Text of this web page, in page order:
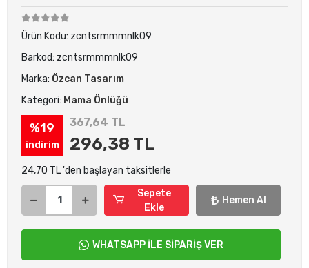
Ürün Kodu: zcntsrmmmnlk09
Barkod: zcntsrmmmnlk09
Marka: Özcan Tasarım
Kategori: Mama Önlüğü
%19
indirim
367,64 TL
296,38 TL
24,70 TL 'den başlayan taksitlerle
Sepete
Ekle
Hemen Al
WHATSAPP İLE SİPARİŞ VER